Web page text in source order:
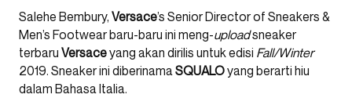
Salehe Bembury, Versace’s Senior Director of Sneakers &
Men’s Footwear baru-baru ini meng-uploadsneaker
terbaru Versaceyang akan dirilis untuk edisi Fall/Winter
2019. Sneaker ini diberinamaSQUALOyang berarti hiu
dalam Bahasa Italia.